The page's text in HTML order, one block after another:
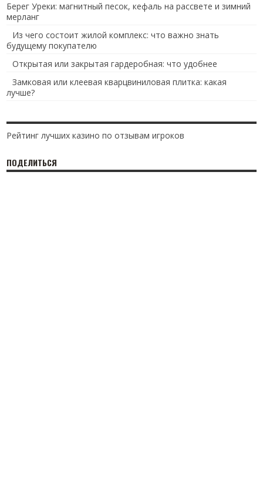
Берег Уреки: магнитный песок, кефаль на рассвете и зимний
мерланг
Из чего состоит жилой комплекс: что важно знать
будущему покупателю
Открытая или закрытая гардеробная: что удобнее
Замковая или клеевая кварцвиниловая плитка: какая
лучше?
Рейтинг лучших казино по отзывам игроков
ПОДЕЛИТЬСЯ